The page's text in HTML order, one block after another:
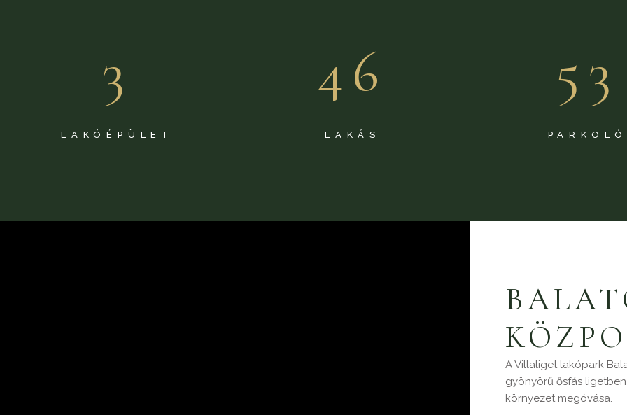
3
LAKÓÉPÜLET
46
LAKÁS
53
PARKOLÓ
A Villaliget lakópark
gyönyörű ősfás
környezet megóvása.